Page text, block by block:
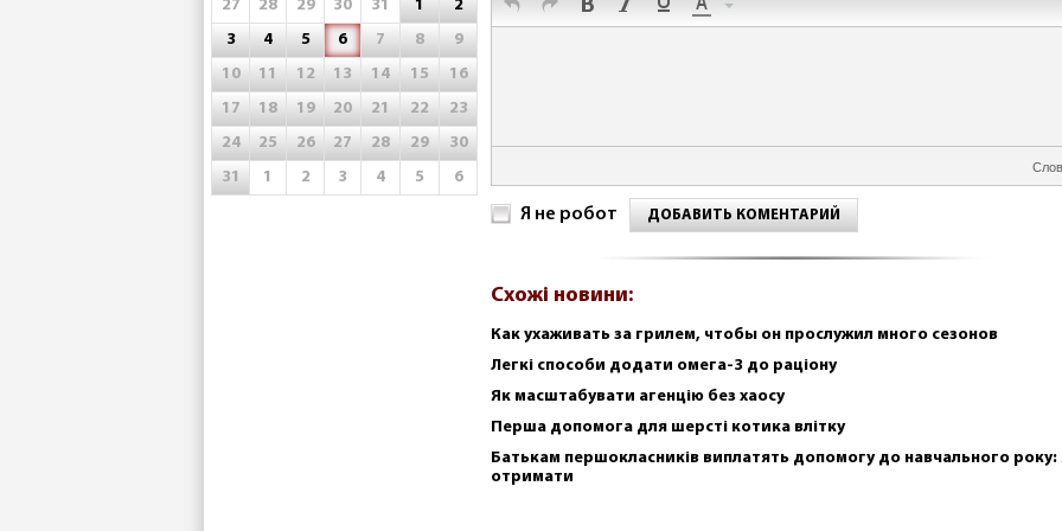
27
28 29 30 31 1
2
3
4 5 6 7 8
9
10
11 12 13 14 15
16
17
18 19 20 21 22
23
24
25 26 27 28 29
30
31
1 2 3 4 5 6
Я не робот ДОБАВИТЬ КОМЕНТАРИЙ
Схожі новини:
Как ухаживать за грилем, чтобы он прослужил много сезонов
Легкі способи додати омега-3 до раціону
Як масштабувати агенцію без хаосу
Перша допомога для шерсті котика влітку
Батькам першокласників виплатять допомогу до навчального року:
отримати